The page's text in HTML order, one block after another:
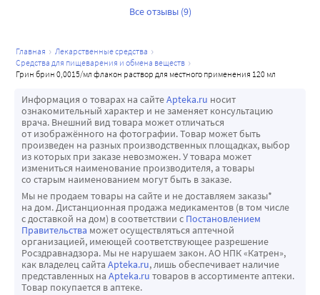
Все отзывы (9)
главная
лекарственные средства
средства для пищеварения и обмена веществ
грин брин 0,0015/мл флакон раствор для местного применения 120 мл
Информация о товарах на сайтеApteka.ru носит
ознакомительный характер и не заменяет консультацию
врача. Внешний вид товара может отличаться
от изображённого на фотографии. Товар может быть
произведен на разных производственных площадках, выбор
из которых при заказе невозможен. У товара может
измениться наименование производителя, а товары
со старым наименованием могут быть в заказе.
Мы не продаем товары на сайте и не доставляем заказы*
на дом. Дистанционная продажа медикаментов (в том числе
с доставкой на дом) в соответствии с Постановлением
Правительства может осуществляться аптечной
организацией, имеющей соответствующее разрешение
Росздравнадзора. Мы не нарушаем закон. АО НПК «Катрен»,
как владелец сайта Apteka.ru, лишь обеспечивает наличие
представленных на Apteka.ru товаров в ассортименте аптеки.
Товар покупается в аптеке.